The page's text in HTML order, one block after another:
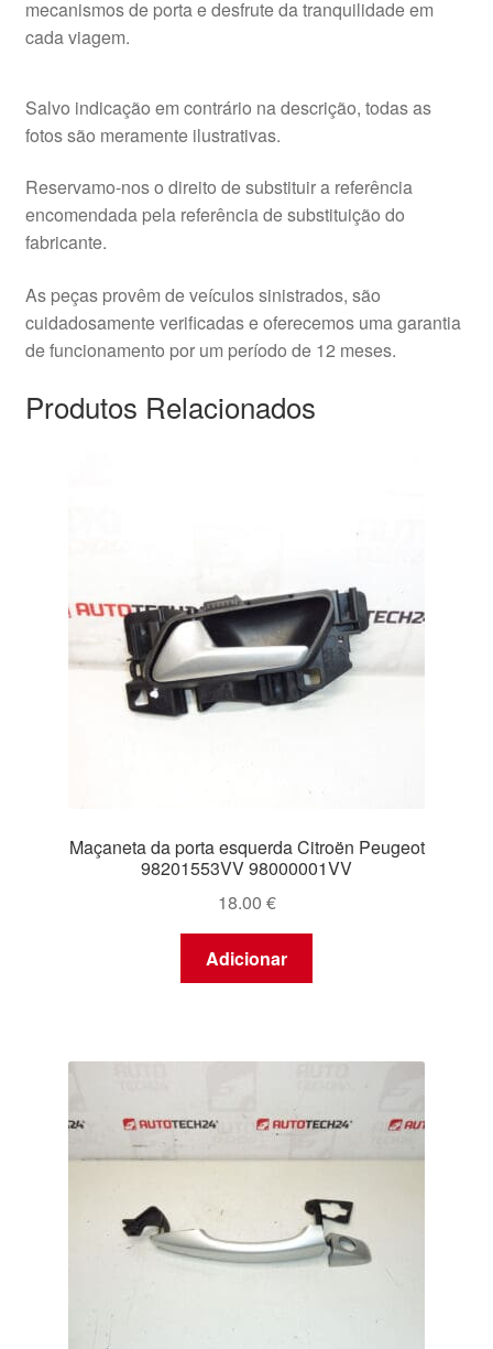
mecanismos de porta e desfrute da tranquilidade em
cada viagem.
Salvo indicação em contrário na descrição, todas as
fotos são meramente ilustrativas.
Reservamo-nos o direito de substituir a referência
encomendada pela referência de substituição do
fabricante.
As peças provêm de veículos sinistrados, são
cuidadosamente verificadas e oferecemos uma garantia
de funcionamento por um período de 12 meses.
Produtos Relacionados
Maçaneta da porta esquerda Citroën Peugeot
98201553VV 98000001VV
18.00 €
Adicionar